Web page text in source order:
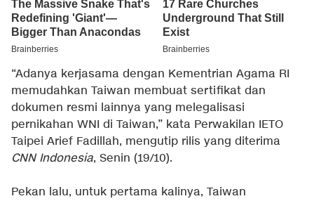
“Adanya kerjasama dengan Kementrian Agama RI
memudahkan Taiwan membuat sertifikat dan
dokumen resmi lainnya yang melegalisasi
pernikahan WNI di Taiwan,” kata Perwakilan IETO
Taipei Arief Fadillah, mengutip rilis yang diterima
CNN Indonesia, Senin (19/10).
Pekan lalu, untuk pertama kalinya, Taiwan